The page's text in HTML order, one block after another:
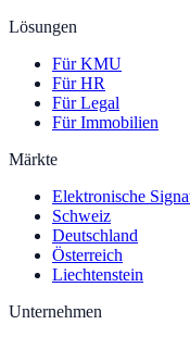
Lösungen
Für KMU
Für HR
Für Legal
Für Immobilien
Märkte
Elektronische
Schweiz
Deutschland
Österreich
Liechtenstein
Unternehmen